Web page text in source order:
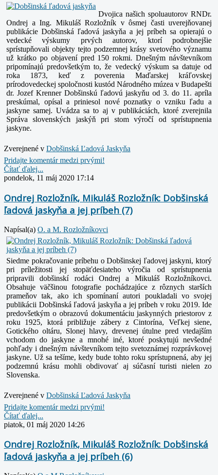
Dvojica našich spoluautorov RNDr.
Ondrej a Ing. Mikuláš Rozložník v ôsmej časti uverejňovanej
publikácie Dobšinská ľadová jaskyňa a jej príbeh sa opierajú o
vedecké výskumy prvých autorov, ktorí podrobnejšie
sprístupňovali objekty tejto podzemnej krásy svetového významu
už krátko po objavení pred 150 rokmi. Dnešným návštevníkom
pripomínajú predovšetkým to, že vedecký výskum sa datuje od
roka 1873, keď z poverenia Maďarskej kráľovskej
prírodovedeckej spoločnosti kustód Národného múzea v Budapešti
dr. Jozef Krenner Dobšinskú ľadovú jaskyňu od 3. do 11. apríla
preskúmal, opísal a priniesol nové poznatky o vzniku ľadu a
jaskyne samej. Uvádza sa to aj v publikáciách, ktoré zverejnila
Správa slovenských jaskýň pri stom výročí od sprístupnenia
jaskyne.
Zverejnené v Dobšinská Ľadová Jaskyňa
Pridajte komentár medzi prvými!
Čítať ďalej...
pondelok, 11 máj 2020 17:14
Ondrej Rozložník, Mikuláš Rozložník: Dobšinská
ľadová jaskyňa a jej príbeh (7)
Napísal(a) O. a M. Rozložníkovci
Siedme pokračovanie príbehu o Dobšinskej ľadovej jaskyni, ktorý
pri príležitosti jej stopäťdesiateho výročia od sprístupnenia
pripravili dobšinskí rodáci Ondrej a Mikuláš Rozložníkovci.
Obsahuje väčšinou fotografie pochádzajúce z rôznych starších
prameňov tak, ako ich spomínaní autori poukladali vo svojej
publikácii Dobšinská ľadová jaskyňa a jej príbeh v roku 2019. Ide
predovšetkým o obrazovú dokumentáciu jaskynných priestorov z
roku 1925, ktorá približuje zábery z Cintorína, Veľkej siene,
Gotického oltáru, Slonej hlavy, drevenej útulne pred vtedajším
vchodom do jaskyne a mnohé iné, ktoré poskytujú nevšedné
pohľady i dnešným návštevníkom tejto svetoznámej rozprávkovej
jaskyne. Už sa tešíme, kedy bude tohto roku sprístupnená, aby jej
podzemnú krásu mohli obdivovať aj súčasní turisti nielen zo
Slovenska.
Zverejnené v Dobšinská Ľadová Jaskyňa
Pridajte komentár medzi prvými!
Čítať ďalej...
piatok, 01 máj 2020 14:26
Ondrej Rozložník, Mikuláš Rozložník: Dobšinská
ľadová jaskyňa a jej príbeh (6)